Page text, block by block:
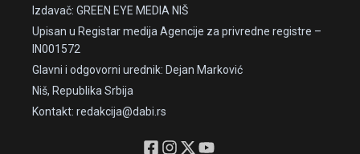
Izdavač: GREEN EYE MEDIA NIŠ
Upisan u Registar medija Agencije za privredne registre –
IN001572
Glavni i odgovorni urednik: Dejan Marković
Niš, Republika Srbija
Kontakt: redakcija@dabi.rs